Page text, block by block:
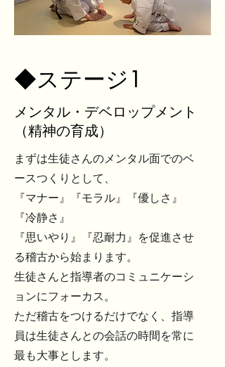
◆ステージ1
メンタル・デベロップメント
​（精神の育成）
まずは生徒さんのメンタル面でのベ
ースつくりとして、
『マナー』『モラル』『優しさ』
『冷静さ』
『思いやり』『忍耐力』を促進させ
る稽古から始まります。
生徒さんと指導者のコミュニケーシ
ョンにフォーカス。
ただ稽古をつけるだけでなく、指導
員は生徒さんとの会話の時間を常に
最も大事とします。